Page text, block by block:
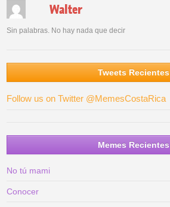
Walter
Sin palabras. No hay nada que decir
Tweets Recientes
Follow us on Twitter @MemesCostaRica
Memes Recientes
No tú mami
Conocer